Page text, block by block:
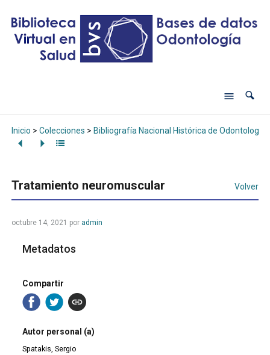
Inicio > Colecciones > Bibliografía Nacional Histórica de Odontología
Tratamiento neuromuscular Volver
octubre 14, 2021 por admin
Metadatos
Compartir
Autor personal (a)
Spatakis, Sergio